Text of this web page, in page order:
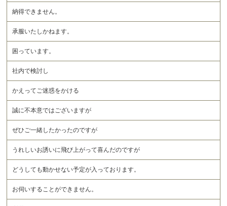
納得できません。
承服いたしかねます。
困っています。
社内で検討し
かえってご迷惑をかける
誠に不本意ではございますが
ぜひご一緒したかったのですが
うれしいお誘いに飛び上がって喜んだのですが
どうしても動かせない予定が入っております。
お伺いすることができません。